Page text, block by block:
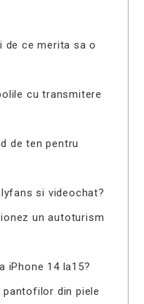
de ce merita sa o
cu transmitere
de ten pentru
si videochat?
un autoturism
iPhone 14 la15?
din piele